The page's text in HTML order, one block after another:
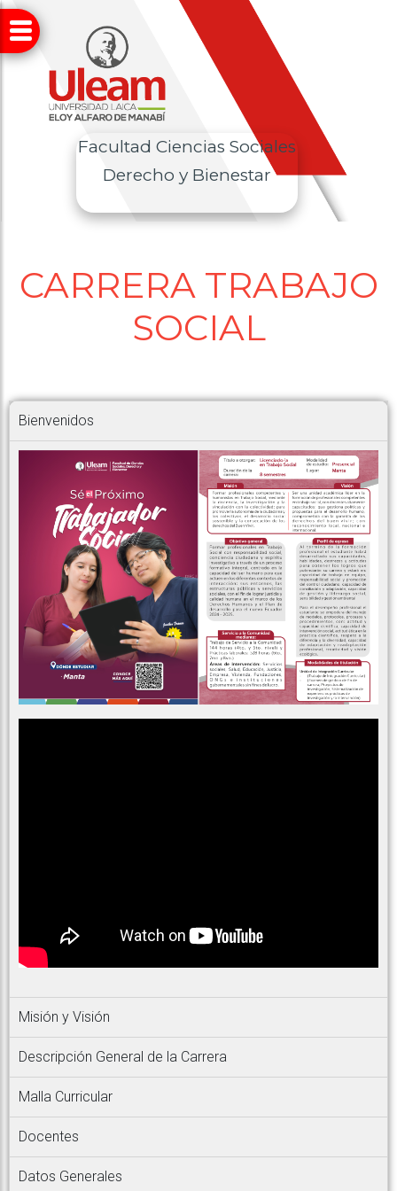
Facultad Ciencias Sociales
Derecho y Bienestar
CARRERA TRABAJO
SOCIAL
Bienvenidos
Misión y Visión
Descripción General de la Carrera
Malla Curricular
Docentes
Datos Generales